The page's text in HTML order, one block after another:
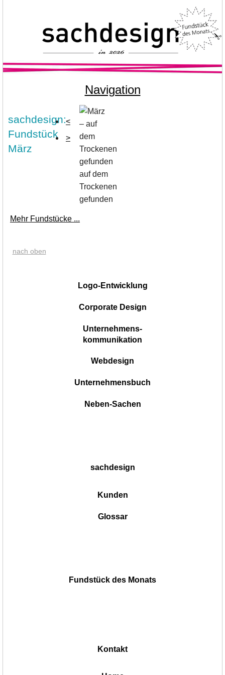
Navigation
sachdesign:
Fundstück
März
<
>
auf dem
Trockenen
gefunden
Mehr Fundstücke ...
nach oben
Logo-Entwicklung
Corporate Design
Unternehmens-
kommunikation
Webdesign
Unternehmensbuch
Neben-Sachen
sachdesign
Kunden
Glossar
Fundstück des Monats
Kontakt